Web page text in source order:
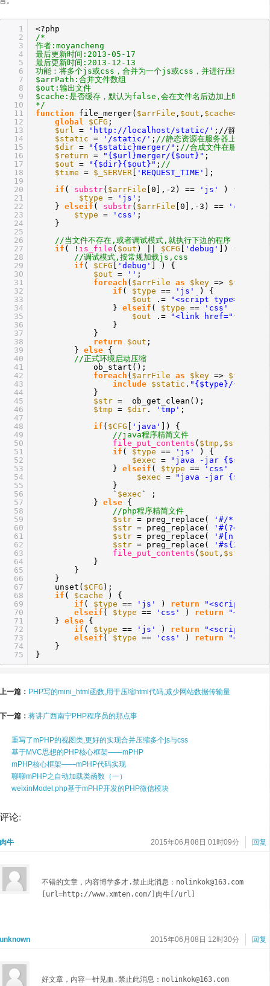
1
2
3
4
5
6
7
8
9
10
11
12
13
14
15
16
17
18
19
20
21
22
23
24
25
26
27
28
29
30
31
32
33
34
35
36
37
38
39
40
41
42
43
44
45
46
47
48
49
50
51
52
53
54
55
56
57
58
59
60
61
62
63
64
65
66
67
68
69
70
71
72
73
74
75
<?php
/*
作者:moyancheng
最后更新时间:2013-05-17
最后更新时间:2013-12-13
功能：将多个js或css，合并为一个js或css，并进行压缩
$arrPath:合并文件数组
$out:输出文件
$cache:是否缓存，默认为false,会在文件名后边加上时间戳
*/
function
file_merger( $arrFile , $out , $cache
global
$CFG ;
$url
= 'http://localhost/static/' ;//静态资源url
$static = '/static/' ; //静态资源在服务器上的存储路
$dir = "{$static}merger/" ; //合成文件在服务器上的
$return = "{$url}merger/{$out}" ;
$out = "{$dir}{$out}" ; //
$time = $_SERVER 'REQUEST_TIME'
];
if ( substr( $arrFile [0],-2) == 'js'
) {
$type = 'js' ;
} elseif ( substr( $arrFile [0],-3) == 'css'
$type = 'css' ;
}
//当文件不存在,或者调试模式,就执行下边的程序
if ( ! is_file ( $out ) || $CFG 'debug'
]) {
//调试模式,按常规加载js,css
if ( $CFG 'debug'
] ) {
$out = '' ;
foreach ( $arrFile as $key => $file
if ( $type == 'js'
) {
$out
.= "<script type="
} elseif ( $type == 'css'
$out
.= "<link href=" {
}
}
return
$out ;
} else {
//正式环境启动压缩
ob_start();
foreach ( $arrFile as $key => $file
include $static . "{$type}/
}
$str = ob_get_clean();
$tmp = $dir . 'tmp' ;
if ( $CFG 'java'
]) {
//java程序精简文件
file_put_contents ( $tmp , $str
if ( $type == 'js'
) {
$exec =
"java -jar
} elseif ( $type == 'css'
$exec =
"java -jar
}
` $exec ` ;
} else {
//php程序精简文件
$str = preg_replace(
'#/*.+?*/
$str = preg_replace(
$str = preg_replace( '#[nrt]+#'
$str = preg_replace( '#s{2,}#'
file_put_contents ( $out , $str
}
}
}
unset( $CFG );
if ( $cache
) {
if ( $type == 'js' ) return
"<script
elseif ( $type == 'css' ) return
"<link
} else {
if ( $type == 'js' ) return
"<script
elseif ( $type == 'css' ) return
"<link
}
}
上一篇： PHP写的mini_html函数,用于压缩html代码,减少网站数据传输量
下一篇： 蒋讲广西南宁PHP程序员的那点事
重写了mPHP的视图类,更好的实现合并压缩多个js与css
基于MVC思想的PHP核心框架——mPHP
mPHP核心框架——mPHP代码实现
聊聊mPHP之自动加载类函数（一）
weixinModel.php基于mPHP开发的PHP微信模块
评论:
肉牛 回复
2015年06月08日 01时09分
不错的文章，内容博学多才.禁止此消息：nolinkok@163.com
[url=http://www.xmten.com/]肉牛[/url]
unknown 回复
2015年06月08日 12时30分
好文章，内容一针见血.禁止此消息：nolinkok@163.com